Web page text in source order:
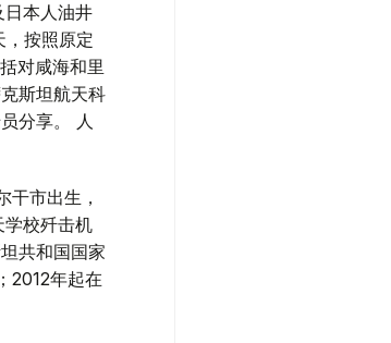
本人油井
，按照原定
对咸海和里
斯坦航天科
分享。 人
市出生，
校歼击机
共和国国家
2012年起在